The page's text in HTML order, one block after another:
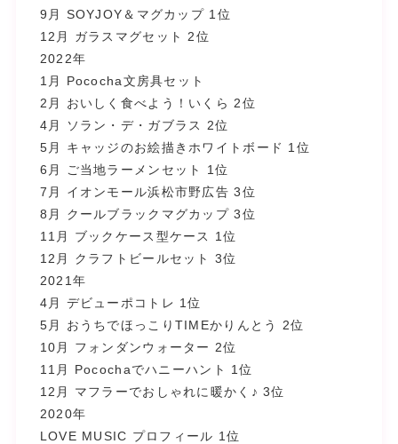
9月 SOYJOY＆マグカップ 1位
12月 ガラスマグセット 2位
2022年
1月 Pococha文房具セット
2月 おいしく食べよう！いくら 2位
4月 ソラン・デ・ガブラス 2位
5月 キャッジのお絵描きホワイトボード 1位
6月 ご当地ラーメンセット 1位
7月 イオンモール浜松市野広告 3位
8月 クールブラックマグカップ 3位
11月 ブックケース型ケース 1位
12月 クラフトビールセット 3位
2021年
4月 デビューポコトレ 1位
5月 おうちでほっこりTIMEかりんとう 2位
10月 フォンダンウォーター 2位
11月 Pocochaでハニーハント 1位
12月 マフラーでおしゃれに暖かく♪ 3位
2020年
LOVE MUSIC プロフィール 1位